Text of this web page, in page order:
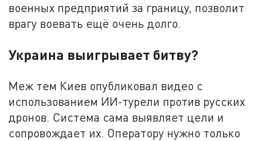
военных предприятий за границу, позволит
врагу воевать ещё очень долго.
Украина выигрывает битву?
Меж тем Киев опубликовал видео с
использованием ИИ-турели против русских
дронов. Система сама выявляет цели и
сопровождает их. Оператору нужно только